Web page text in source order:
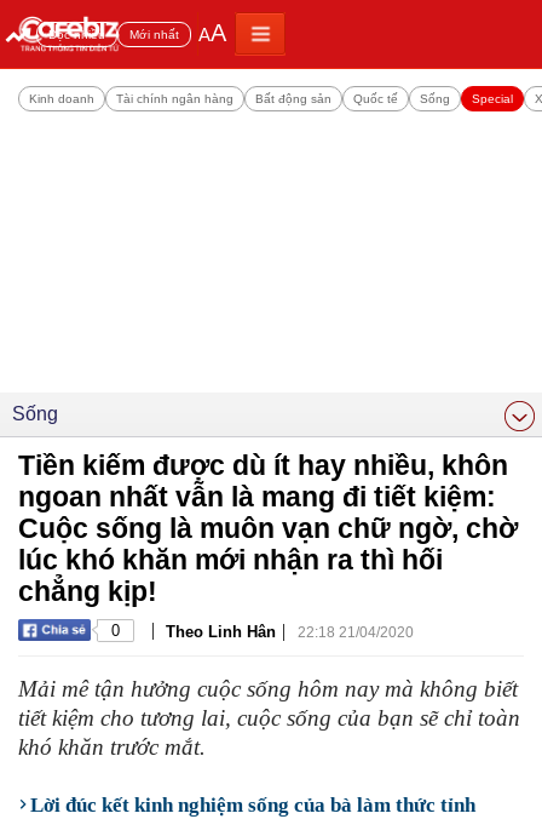
Đọc nhiều Mới nhất AA
Kinh doanh Tài chính ngân hàng Bất động sản Quốc tế Sống Special
Sống
Tiền kiếm được dù ít hay nhiều, khôn
ngoan nhất vẫn là mang đi tiết kiệm:
Cuộc sống là muôn vạn chữ ngờ, chờ
lúc khó khăn mới nhận ra thì hối
chẳng kịp!
0 | Theo Linh Hân | 22:18 21/04/2020
Mải mê tận hưởng cuộc sống hôm nay mà không biết
tiết kiệm cho tương lai, cuộc sống của bạn sẽ chỉ toàn
khó khăn trước mắt.
Lời đúc kết kinh nghiệm sống của bà làm thức tỉnh